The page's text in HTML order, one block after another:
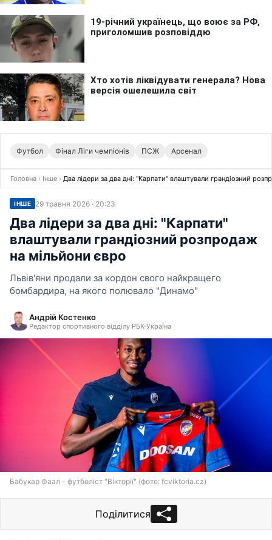
Футбол Фінал Ліги чемпіонів ПСЖ Арсенал
Головна › Інше › Два лідери за два дні: "Карпати" влаштували грандіозний
ІНШЕ 29 травня 2026 · 20:23
Два лідери за два дні: "Карпати"
влаштували грандіозний розпродаж
на мільйони євро
Львів'яни продали за кордон свого найкращего
бомбардира, на якого полювало "Динамо"
Андрій Костенко
Редактор спортивного відділу РБК-Україна
Бабукар Фаал - футболіст "Вікторії" (фото: fcviktoria.cz)
Поділитися